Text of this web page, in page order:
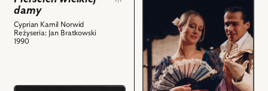
Szczepkowska
Dianna,
Leon
Pietraszkiewicz
zdjęciu:
Marek
Barbasiewicz
-
damy
Cyprian Kamil Norwid
Reżyseria: Jan Bratkowski
1990
Na
zdjęciu:
Małgorzata
Lipmann